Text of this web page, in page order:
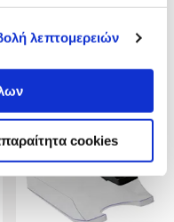
λεπτομερειών
cookies
δημοφιλή
& στα